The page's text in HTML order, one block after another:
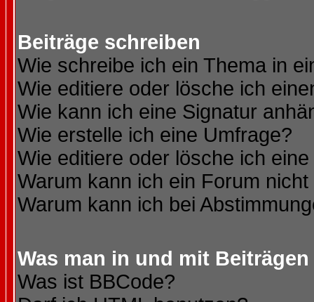
Beiträge schreiben
Wie schreibe ich ein Thema in
Wie editiere oder lösche ich
Wie kann ich eine Signatur
Wie erstelle ich eine Umfrage?
Wie editiere oder lösche ich
Warum kann ich ein Forum
Warum kann ich bei
Was man in und mit
Was ist BBCode?